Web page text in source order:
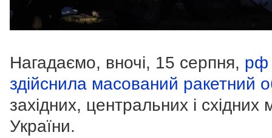
Нагадаємо, вночі, 15 серпня, рф
здійснила масований ракетний
західних, центральних і східних
України.